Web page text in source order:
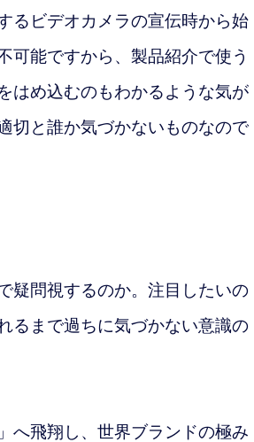
るビデオカメラの宣伝時から始
可能ですから、製品紹介で使う
はめ込むのもわかるような気が
切と誰か気づかないものなので
疑問視するのか。注目したいの
るまで過ちに気づかない意識の
へ飛翔し、世界ブランドの極み